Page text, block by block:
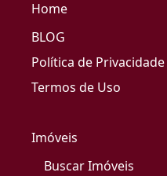
Home
BLOG
Política de Privacidade
Termos de Uso
Imóveis
Buscar Imóveis